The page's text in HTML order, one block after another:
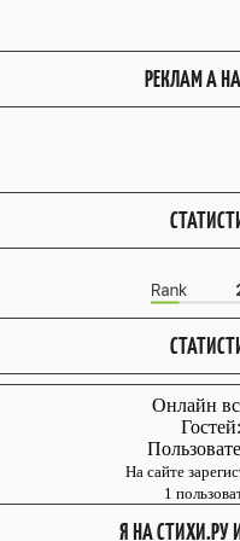
РЕКЛАМ А
Онлайн
Гостей:
На сайте
1
Я НА СТИХИ.РУ